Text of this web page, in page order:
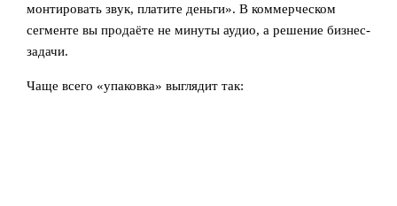
монтировать звук, платите деньги». В коммерческом
сегменте вы продаёте не минуты аудио, а решение бизнес-
задачи.
Чаще всего «упаковка» выглядит так: